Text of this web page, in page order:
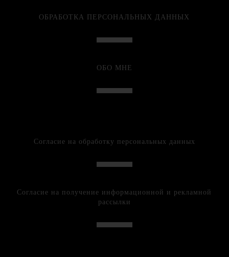
ОБРАБОТКА ПЕРСОНАЛЬНЫХ ДАННЫХ
ОБО МНЕ
Согласие на обработку персональных данных
Согласие на получение информационной и рекламной
рассылки